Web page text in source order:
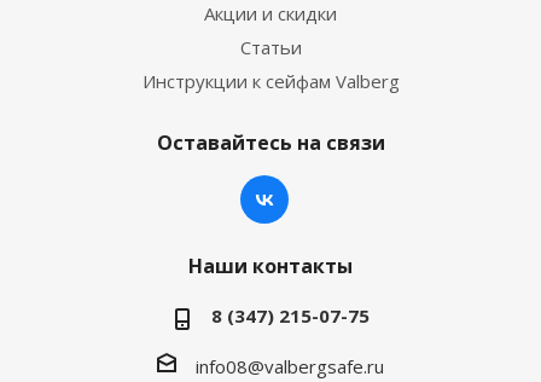
Акции и скидки
Статьи
Инструкции к сейфам Valberg
Оставайтесь на связи
Наши контакты
8 (347) 215-07-75
info08@valbergsafe.ru